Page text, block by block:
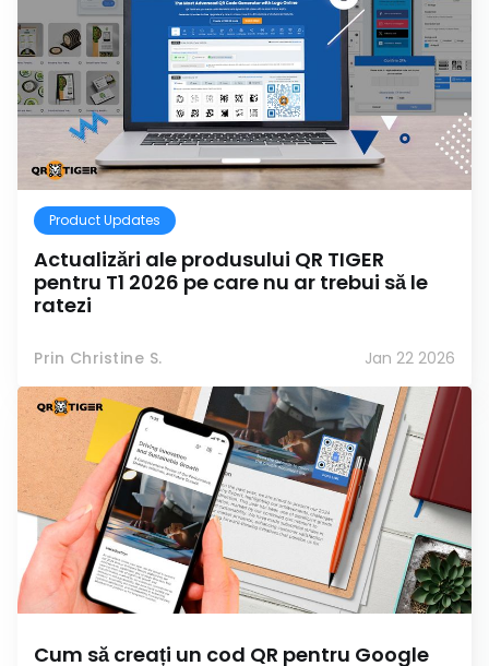
Product Updates
Actualizări ale produsului QR TIGER
pentru T1 2026 pe care nu ar trebui să le
ratezi
Prin Christine S. Jan 22 2026
Cum să creați un cod QR pentru Google